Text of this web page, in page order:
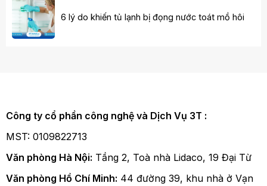
6 lý do khiến tủ lạnh bị đọng nước toát mồ hôi
Công ty cổ phần công nghệ và Dịch Vụ 3T :
MST: 0109822713
Văn phòng Hà Nội: Tầng 2, Toà nhà Lidaco, 19 Đại Từ
Văn phòng Hồ Chí Minh: 44 đường 39, khu nhà ở Vạn